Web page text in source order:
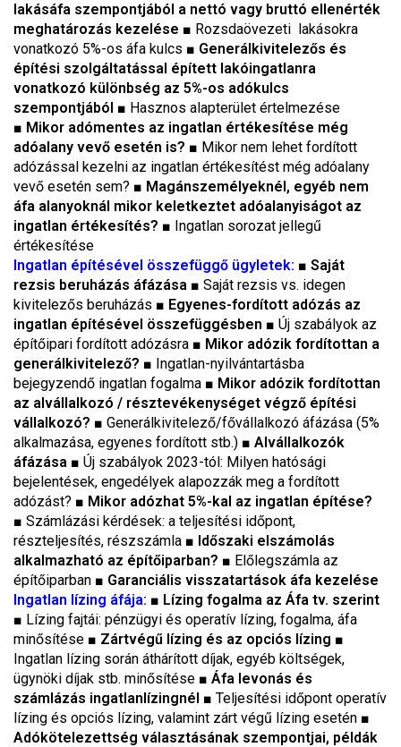
lakásáfa szempontjából a nettó vagy bruttó ellenérték
meghatározás kezelése ■ Rozsdaövezeti lakásokra
vonatkozó 5%-os áfa kulcs ■ Generálkivitelezős és
építési szolgáltatással épített lakóingatlanra
vonatkozó különbség az 5%-os adókulcs
szempontjából ■ Hasznos alapterület értelmezése
■ Mikor adómentes az ingatlan értékesítése még
adóalany vevő esetén is? ■ Mikor nem lehet fordított
adózással kezelni az ingatlan értékesítést még adóalany
vevő esetén sem? ■ Magánszemélyeknél, egyéb nem
áfa alanyoknál mikor keletkeztet adóalanyiságot az
ingatlan értékesítés? ■ Ingatlan sorozat jellegű
értékesítése
Ingatlan építésével összefüggő ügyletek: ■ Saját
rezsis beruházás áfázása ■ Saját rezsis vs. idegen
kivitelezős beruházás ■ Egyenes-fordított adózás az
ingatlan építésével összefüggésben ■ Új szabályok az
építőipari fordított adózásra ■ Mikor adózik fordítottan a
generálkivitelező? ■ Ingatlan-nyilvántartásba
bejegyzendő ingatlan fogalma ■ Mikor adózik fordítottan
az alvállalkozó / résztevékenységet végző építési
vállalkozó? ■ Generálkivitelező/fővállalkozó áfázása (5%
alkalmazása, egyenes fordított stb.) ■ Alvállalkozók
áfázása ■ Új szabályok 2023-tól: Milyen hatósági
bejelentések, engedélyek alapozzák meg a fordított
adózást? ■ Mikor adózhat 5%-kal az ingatlan építése?
■ Számlázási kérdések: a teljesítési időpont,
részteljesítés, részszámla ■ Időszaki elszámolás
alkalmazható az építőiparban? ■ Előlegszámla az
építőiparban ■ Garanciális visszatartások áfa kezelése
Ingatlan lízing áfája: ■ Lízing fogalma az Áfa tv. szerint
■ Lízing fajtái: pénzügyi és operatív lízing, fogalma, áfa
minősítése ■ Zártvégű lízing és az opciós lízing ■
Ingatlan lízing során áthárított díjak, egyéb költségek,
ügynöki díjak stb. minősítése ■ Áfa levonás és
számlázás ingatlanlízingnél ■ Teljesítési időpont operatív
lízing és opciós lízing, valamint zárt végű lízing esetén ■
Adókötelezettség választásának szempontjai, példák